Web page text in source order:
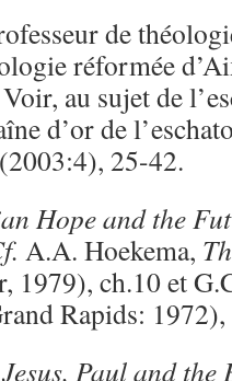
de
réformée
au sujet de
d’or de
25-42.
Hope and the
A.A. Hoekema,
1979), ch.10 et
Rapids:
Jesus, Paul and the